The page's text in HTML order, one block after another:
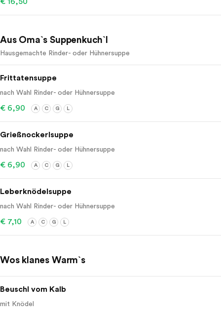
Aus Oma`s Suppenkuch`l
Hausgemachte Rinder- oder Hühnersuppe
Frittatensuppe
nach Wahl Rinder- oder Hühnersuppe
€ 6,90 A C G L
Grießnockerlsuppe
nach Wahl Rinder- oder Hühnersuppe
€ 6,90 A C G L
Leberknödelsuppe
nach Wahl Rinder- oder Hühnersuppe
€ 7,10 A C G L
Wos klanes Warm`s
Beuschl vom Kalb
mit Knödel